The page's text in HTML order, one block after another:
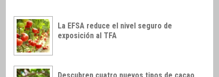
La EFSA reduce el nivel seguro de
exposición al TFA
Descubren cuatro nuevos tipos de cacao